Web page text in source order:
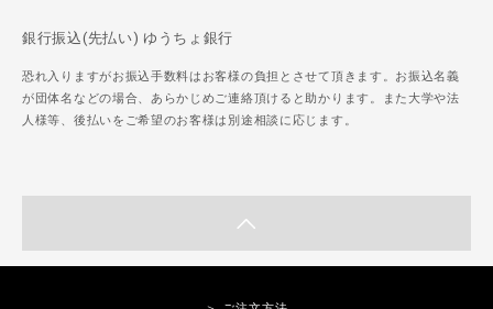
銀行振込(先払い) ゆうちょ銀行
恐れ入りますがお振込手数料はお客様の負担とさせて頂きます。お振込名義
が団体名などの場合、あらかじめご連絡頂けると助かります。また大学や法
人様等、後払いをご希望のお客様は別途相談に応じます。